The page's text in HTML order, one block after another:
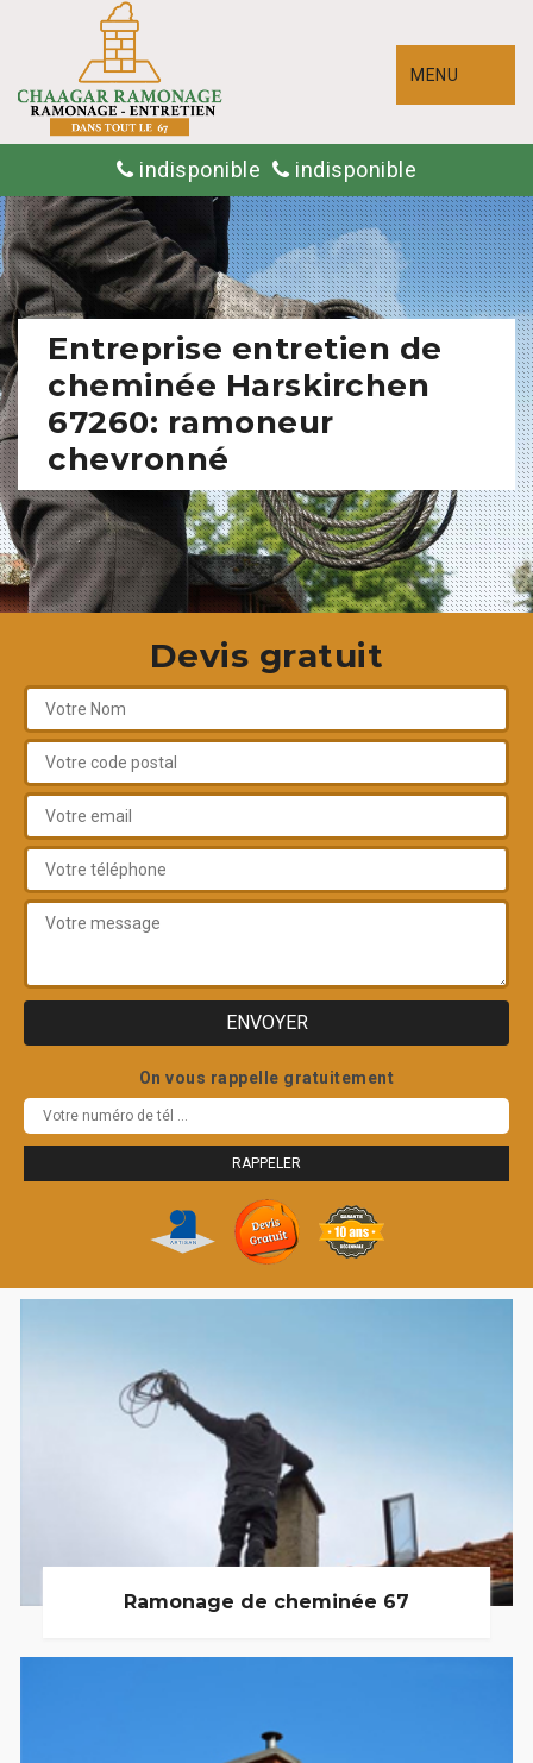
MENU
indisponible indisponible
Entreprise entretien de
cheminée Harskirchen
67260: ramoneur
chevronné
Devis gratuit
On vous rappelle gratuitement
Ramonage de cheminée 67